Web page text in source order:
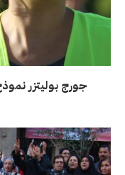
جورج بوليتزر